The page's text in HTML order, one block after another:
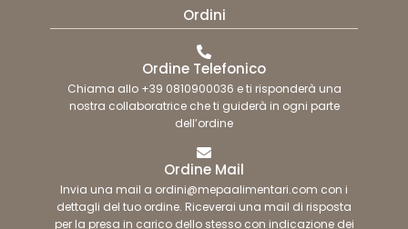
Ordini
Ordine Telefonico
Chiama allo +39 0810900036 e ti risponderà una
nostra collaboratrice che ti guiderà in ogni parte
dell’ordine
Ordine Mail
Invia una mail a ordini@mepaalimentari.com con i
dettagli del tuo ordine. Riceverai una mail di risposta
per la presa in carico dello stesso con indicazione dei